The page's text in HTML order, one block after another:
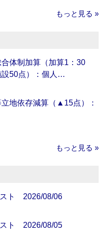
もっと見る »
合体制加算（加算1：30
設50点）：個人…
立地依存減算（▲15点）：
もっと見る »
スト 2026/08/06
スト 2026/08/05